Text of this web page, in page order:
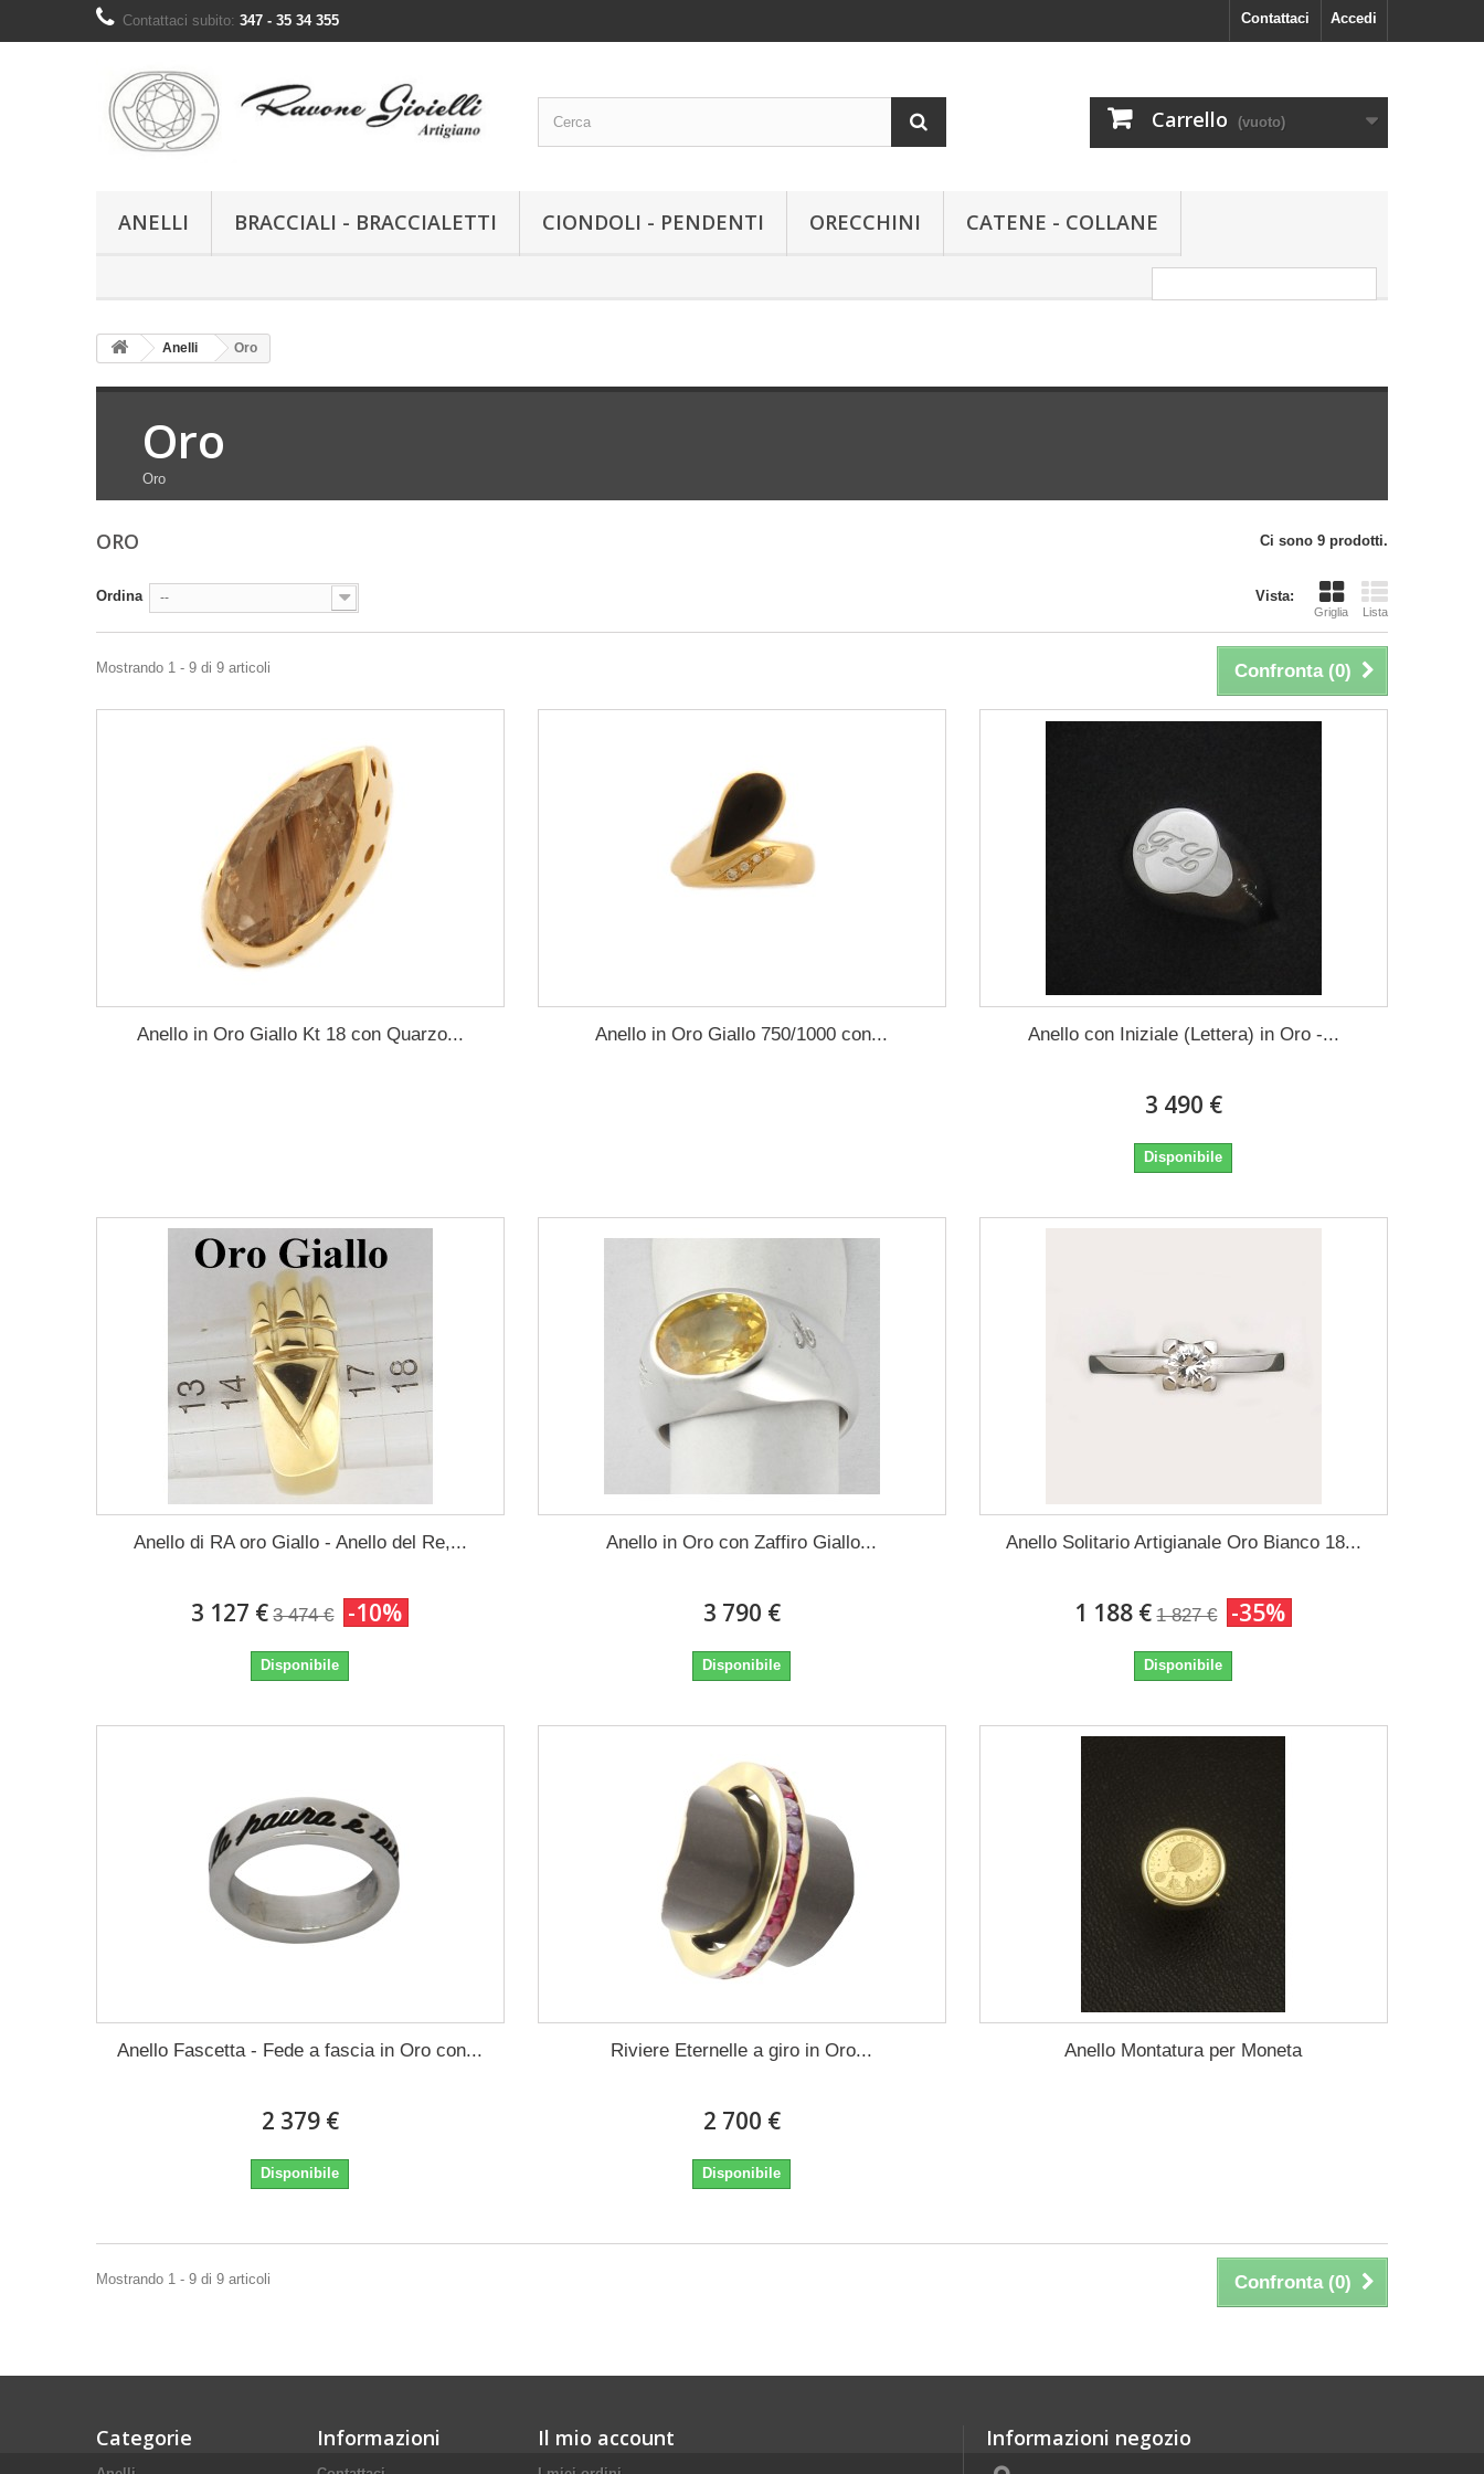
Accedi
Contattaci
Contattaci subito: 347 - 35 34 355
Carrello (vuoto)
ANELLI BRACCIALI - BRACCIALETTI CIONDOLI - PENDENTI ORECCHINI CATENE - COLLANE
Anelli Oro
Oro
Oro
ORO Ci sono 9 prodotti.
Vista:
Griglia Lista
Ordina --
Confronta (0)
Mostrando 1 - 9 di 9 articoli
Anello in Oro Giallo Kt 18 con Quarzo... Anello in Oro Giallo 750/1000 con... Anello con Iniziale (Lettera) in Oro -...
3 490 €
Disponibile
Anello di RA oro Giallo - Anello del Re,...
3 127 € 3 474 € -10%
Disponibile
Anello in Oro con Zaffiro Giallo...
3 790 €
Disponibile
Anello Solitario Artigianale Oro Bianco 18...
1 188 € 1 827 € -35%
Disponibile
Anello Fascetta - Fede a fascia in Oro con...
2 379 €
Disponibile
Riviere Eternelle a giro in Oro...
2 700 €
Disponibile
Anello Montatura per Moneta
Confronta (0)
Mostrando 1 - 9 di 9 articoli
Categorie Informazioni Il mio account Informazioni negozio